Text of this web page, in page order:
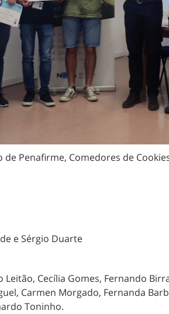
de Penafirme, Comedores de
e Sérgio Duarte
Leitão, Cecília Gomes, Fernando
Carmen Morgado, Fernanda
Toninho.